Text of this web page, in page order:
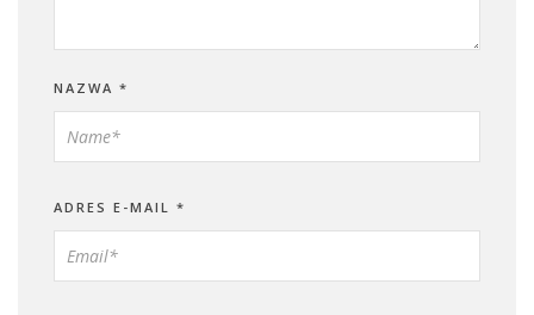
NAZWA *
ADRES E-MAIL *